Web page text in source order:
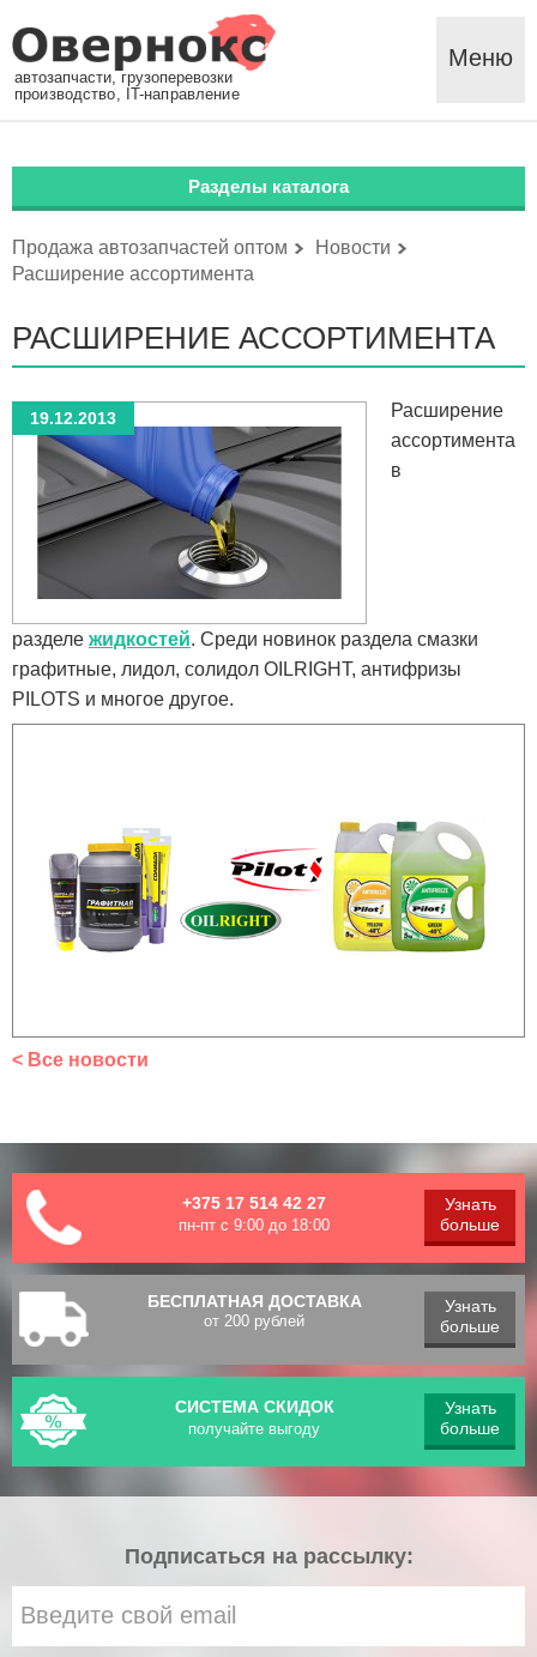
автозапчасти, грузоперевозки
производство, IT-направление
Меню
Разделы каталога
Продажа автозапчастей оптом
Новости
Расширение ассортимента
РАСШИРЕНИЕ АССОРТИМЕНТА
19.12.2013
Расширение
ассортимента
в
разделе жидкостей. Среди новинок раздела смазки
графитные, лидол, солидол OILRIGHT, антифризы
PILOTS и многое другое.
< Все новости
+375 17 514 42 27
пн-пт с 9:00 до 18:00
Узнать
больше
БЕСПЛАТНАЯ ДОСТАВКА
от 200 рублей
Узнать
больше
СИСТЕМА СКИДОК
получайте выгоду
Узнать
больше
Подписаться на рассылку: